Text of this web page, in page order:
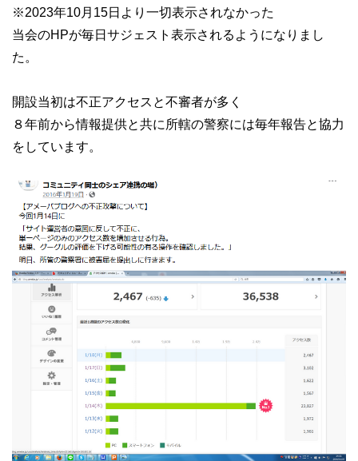
※2023年10月15日より一切表示されなかった
当会のHPが毎日サジェスト表示されるようになりまし
た。
開設当初は不正アクセスと不審者が多く
８年前から情報提供と共に所轄の警察には毎年報告と協力
をしています。